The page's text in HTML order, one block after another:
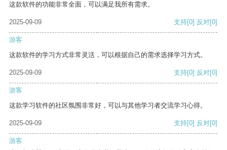
这款软件的功能非常全面，可以满足我所有需求。
2025-09-09 支持[0] 反对[0]
游客
这款软件的学习方式非常灵活，可以根据自己的需求选择学习方式。
2025-09-09 支持[0] 反对[0]
游客
这款学习软件的社区氛围非常好，可以与其他学习者交流学习心得。
2025-09-09 支持[0] 反对[0]
游客